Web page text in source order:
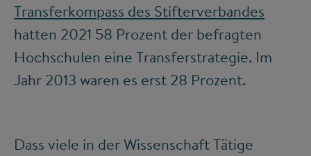
Transferkompass des Stifterverbandes
hatten 2021 58 Prozent der befragten
Hochschulen eine Transferstrategie. Im
Jahr 2013 waren es erst 28 Prozent.
Dass viele in der Wissenschaft Tätige